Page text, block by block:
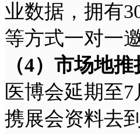
业数据，拥有
等方式一对一
（4）市场地
医博会延期至
携展会资料去